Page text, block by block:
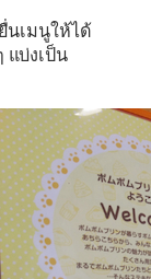
นเมนูให้ได้
บ่งเป็น